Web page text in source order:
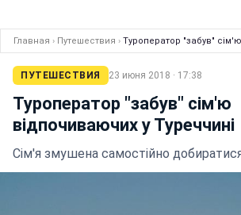
Главная › Путешествия › Туроператор "забув"
ПУТЕШЕСТВИЯ 23 июня 2018 · 17:38
Туроператор "забув" сім'ю
відпочиваючих у Туреччині
Сім'я змушена самостійно